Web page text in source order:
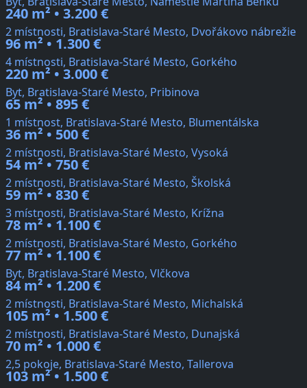
240 m² • 3.200 €
2 místnosti, Bratislava-Staré Mesto, Dvořákovo nábrežie
96 m² • 1.300 €
4 místnosti, Bratislava-Staré Mesto, Gorkého
220 m² • 3.000 €
Byt, Bratislava-Staré Mesto, Pribinova
65 m² • 895 €
1 místnost, Bratislava-Staré Mesto, Blumentálska
36 m² • 500 €
2 místnosti, Bratislava-Staré Mesto, Vysoká
54 m² • 750 €
2 místnosti, Bratislava-Staré Mesto, Školská
59 m² • 830 €
3 místnosti, Bratislava-Staré Mesto, Krížna
78 m² • 1.100 €
2 místnosti, Bratislava-Staré Mesto, Gorkého
77 m² • 1.100 €
Byt, Bratislava-Staré Mesto, Vlčkova
84 m² • 1.200 €
2 místnosti, Bratislava-Staré Mesto, Michalská
105 m² • 1.500 €
2 místnosti, Bratislava-Staré Mesto, Dunajská
70 m² • 1.000 €
2,5 pokoje, Bratislava-Staré Mesto, Tallerova
103 m² • 1.500 €